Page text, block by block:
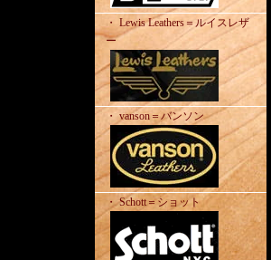
・ Lewis Leathers＝ルイスレザ
ー
・ vanson＝バンソン
・ Schott＝ショット